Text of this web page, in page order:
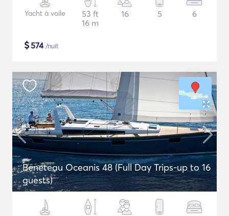
Yacht à voile
53 ft
16 m
16 5 6
$574/nuit
Beneteau Oceanis 48 (Full Day Trips-up to 16
guests)